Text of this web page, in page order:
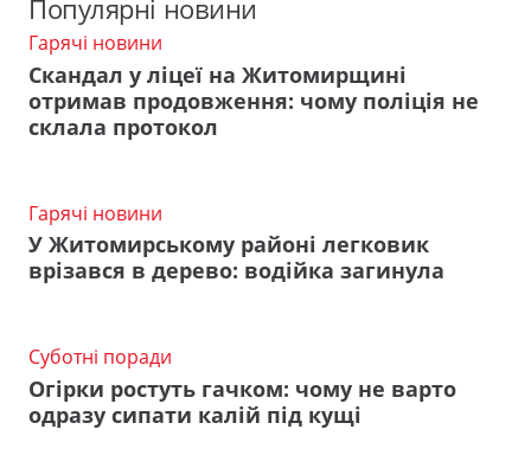
Популярні новини
Гарячі новини
Скандал у ліцеї на Житомирщині
отримав продовження: чому поліція не
склала протокол
Гарячі новини
У Житомирському районі легковик
врізався в дерево: водійка загинула
Суботні поради
Огірки ростуть гачком: чому не варто
одразу сипати калій під кущі